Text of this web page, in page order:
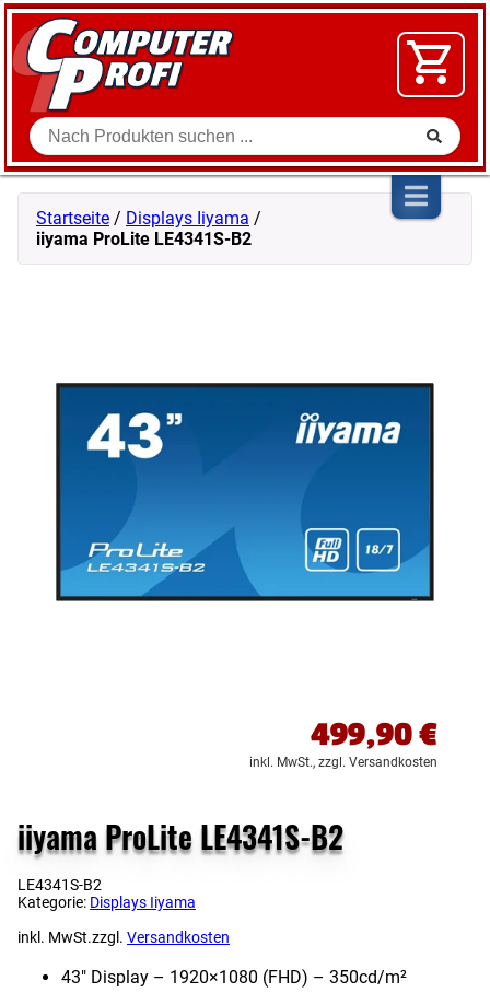
Zum Inhalt springen
Suche
SOFTWARE
VIDEO
SHOP
Startseite / Displays Iiyama /
iiyama ProLite LE4341S-B2
499,90€
inkl. MwSt., zzgl. Versandkosten
iiyama ProLite LE4341S-B2
LE4341S-B2
Kategorie: Displays Iiyama
inkl. MwSt.zzgl. Versandkosten
43″ Display – 1920×1080 (FHD) – 350cd/​m²